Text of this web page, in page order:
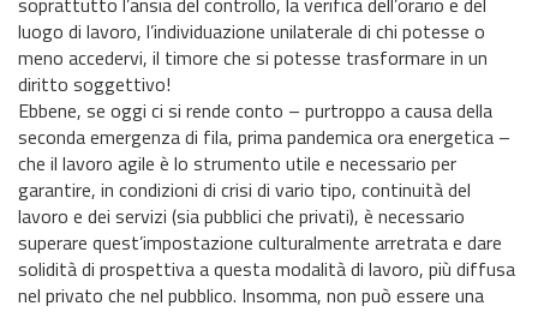
luogo di lavoro, l’individuazione unilaterale di chi potesse o
meno accedervi, il timore che si potesse trasformare in un
diritto soggettivo!
Ebbene, se oggi ci si rende conto – purtroppo a causa della
seconda emergenza di fila, prima pandemica ora energetica –
che il lavoro agile è lo strumento utile e necessario per
garantire, in condizioni di crisi di vario tipo, continuità del
lavoro e dei servizi (sia pubblici che privati), è necessario
superare quest’impostazione culturalmente arretrata e dare
solidità di prospettiva a questa modalità di lavoro, più diffusa
nel privato che nel pubblico. Insomma, non può essere una